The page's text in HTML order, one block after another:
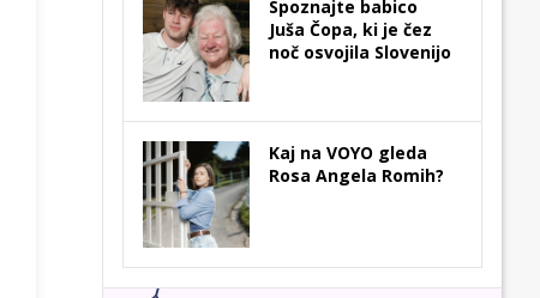
Spoznajte babico
Juša Čopa, ki je čez
noč osvojila Slovenijo
Kaj na VOYO gleda
Rosa Angela Romih?